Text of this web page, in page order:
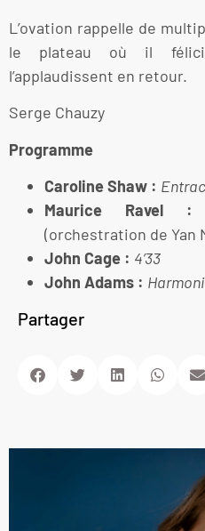
L’ovation rappelle de
le plateau où il
l’applaudissent en retour.
Serge Chauzy
Programme
Caroline Shaw :
Maurice Ravel :
(orchestration de Yan
John Cage : 4’33
John Adams :
Partager